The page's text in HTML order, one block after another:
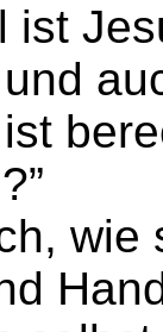
ist
wie